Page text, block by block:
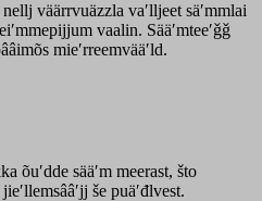
nellj väärrvuäzzla vaʹlljeet säʹmmlai
vaalin. Sääʹmteeʹǧǧ
mieʹrreemvääʹld.
õuʹdde sääʹm meerast, što
še puäʹđlvest.